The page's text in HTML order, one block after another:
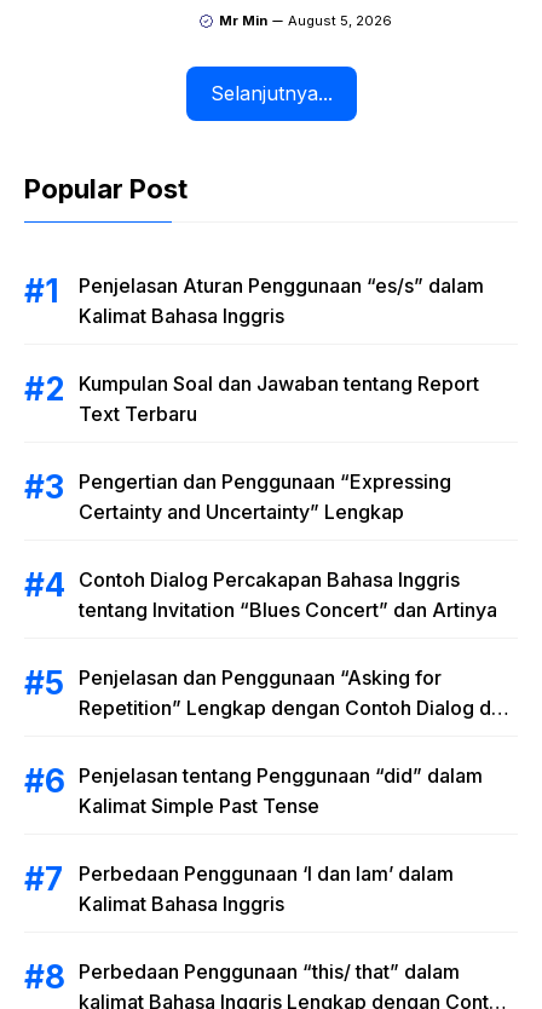
Inggris Lengkap dengan
Mr Min August 5, 2026
Selanjutnya...
Popular Post
Penjelasan Aturan Penggunaan “es/s” dalam
Kalimat Bahasa Inggris
Kumpulan Soal dan Jawaban tentang Report
Text Terbaru
Pengertian dan Penggunaan “Expressing
Certainty and Uncertainty” Lengkap
Contoh Dialog Percakapan Bahasa Inggris
tentang Invitation “Blues Concert” dan Artinya
Penjelasan dan Penggunaan “Asking for
Repetition” Lengkap dengan Contoh Dialog dan
Penjelasan tentang Penggunaan “did” dalam
Kalimat Simple Past Tense
Perbedaan Penggunaan ‘I dan Iam’ dalam
Kalimat Bahasa Inggris
Perbedaan Penggunaan “this/ that” dalam
kalimat Bahasa Inggris Lengkap dengan Contoh